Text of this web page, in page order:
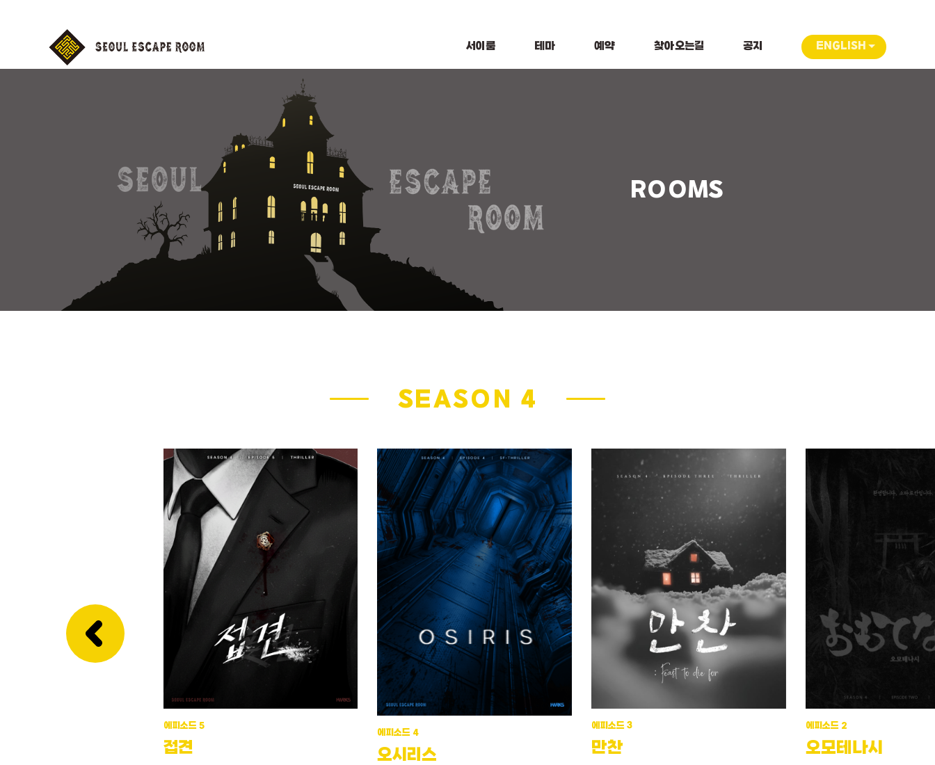
ENGLISH
서이룸 테마 예약 찾아오는길 공지
ROOMS
SEASON 4
에피소드 5
접견
에피소드 4
오시리스
에피소드 3
만찬
에피소드 2
오모테나시